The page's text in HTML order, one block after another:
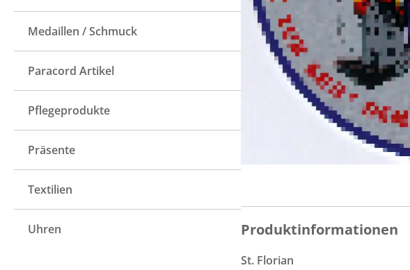
Medaillen / Schmuck
Paracord Artikel
Pflegeprodukte
Präsente
Textilien
Uhren Produktinformationen
St. Florian